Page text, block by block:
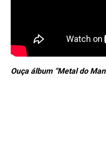
Ouça álbum “Metal do